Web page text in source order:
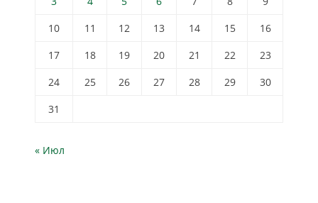
10
11 12 13 14 15
16
17
18 19 20 21 22
23
24
25 26 27 28 29
30
31
« Июл